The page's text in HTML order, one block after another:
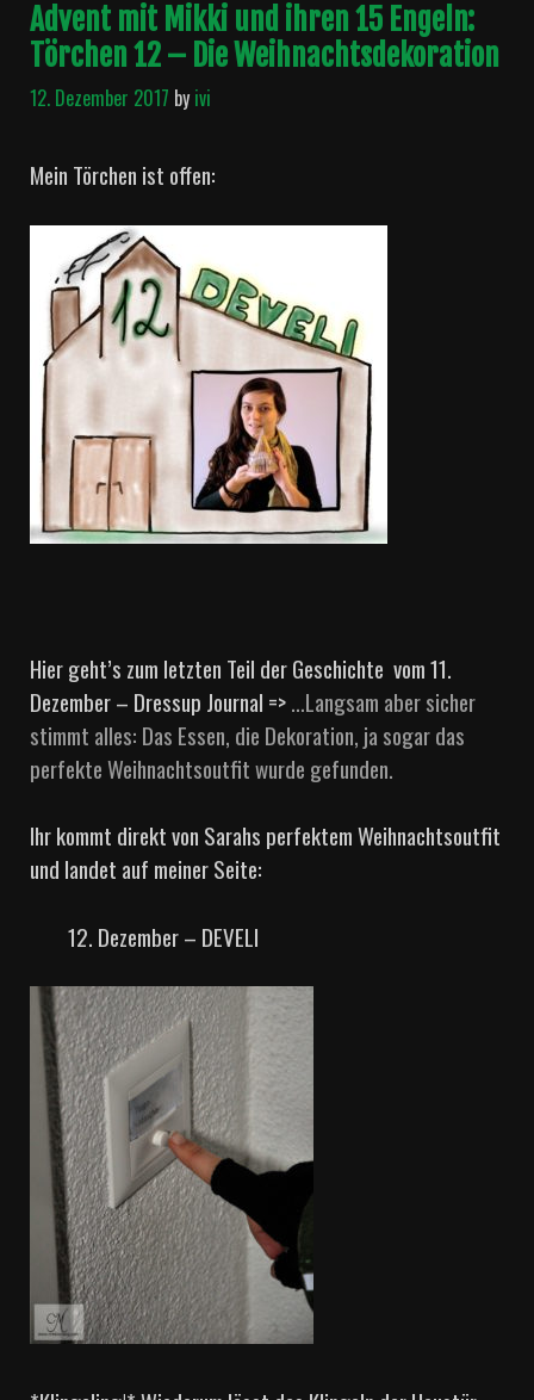
Advent mit Mikki und ihren 15 Engeln:
Törchen 12 – Die Weihnachtsdekoration
12. Dezember 2017 byivi
Mein Törchen ist offen:
Hier geht’s zum letzten Teil der Geschichte vom 11.
Dezember – Dressup Journal =>…Langsam aber sicher
stimmt alles: Das Essen, die Dekoration, ja sogar das
perfekte Weihnachtsoutfit wurde gefunden.
Ihr kommt direkt von Sarahs perfektem Weihnachtsoutfit
und landet auf meiner Seite:
Dezember – DEVELI